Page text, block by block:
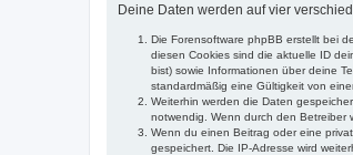
Deine Daten werden auf vier
Die Forensoftware phpBB erstellt bei
diesen Cookies sind die aktuelle ID
bist) sowie Informationen über deine
standardmäßig eine Gültigkeit von
Weiterhin werden die Daten
notwendig. Wenn durch den Betreiber
Wenn du einen Beitrag oder eine
gespeichert. Die IP-Adresse wird